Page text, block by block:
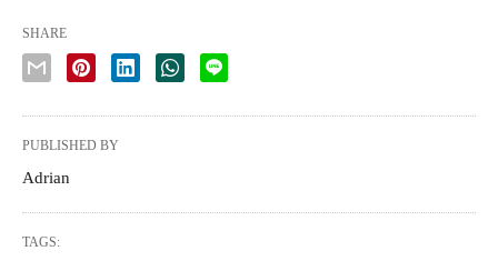
SHARE
PUBLISHED BY
Adrian
TAGS: